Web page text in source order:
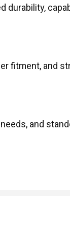
fitment, and
and